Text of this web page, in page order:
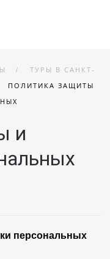
ТУРЫ В САНКТ-
ПОЛИТИКА ЗАЩИТЫ
и
персональных